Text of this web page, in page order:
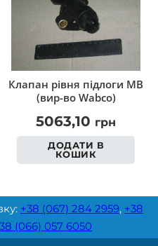
Клапан рівня підлоги MB
(вир-во Wabco)
5063,10 грн
ДОДАТИ В
КОШИК
+38 (067) 284 2959, +38
(066) 057 6050